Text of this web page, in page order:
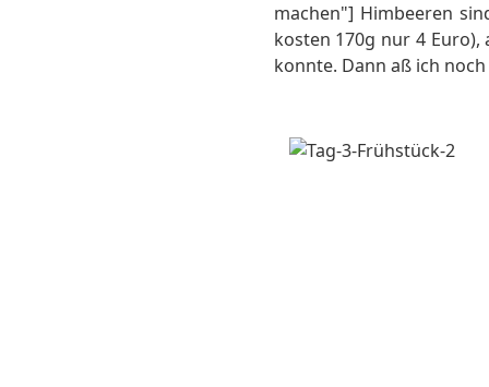
machen"] Himbeeren
kosten 170g nur 4
konnte. Dann aß ich noch